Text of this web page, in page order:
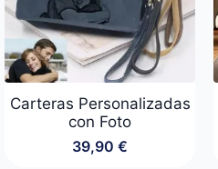
Carteras Personalizadas
con Foto
39,90 €